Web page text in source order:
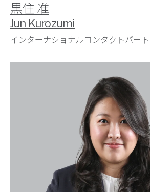
黒住 准
Jun Kurozumi
インターナショナルコンタクトパー